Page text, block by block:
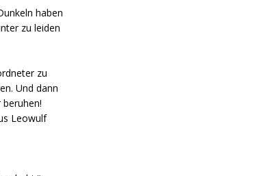
haben
zu leiden
zu
Und dann
Leowulf